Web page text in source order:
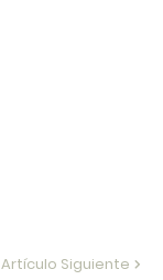
Artículo Siguiente